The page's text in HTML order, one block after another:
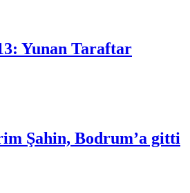
Yunan Taraftar
Şahin, Bodrum’a gitti